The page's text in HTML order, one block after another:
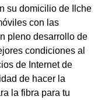
su domicilio de Ilche
con las
pleno desarrollo de
condiciones al
de Internet de
de hacer la
la fibra para tu